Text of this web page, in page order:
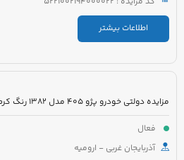
اطلاعات بیشتر
مزایده دولتی خودرو پژو 405 مدل 1382 رنگ کرم
فعال
آذربایجان غربی - ارومیه